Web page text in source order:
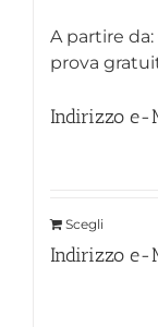
A partire da:
prova
Indirizzo e-
Scegli
Indirizzo e-